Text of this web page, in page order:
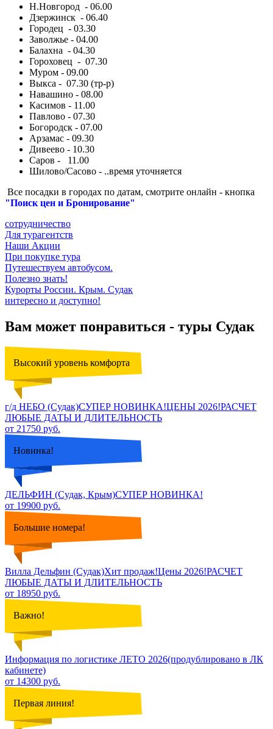
Н.Новгород - 06.00
Дзержинск - 06.40
Городец - 03.30
Заволжье - 04.00
Балахна - 04.30
Гороховец - 07.30
Муром - 09.00
Выкса - 07.30 (тр-р)
Навашино - 08.00
Касимов - 11.00
Павлово - 07.30
Богородск - 07.00
Арзамас - 09.30
Дивеево - 10.30
Саров - 11.00
Шилово/Сасово - ..время уточняется
Все посадки в городах по датам, смотрите онлайн - кнопка
"Поиск цен и Бронирование"
сотрудничество
Для турагентств
Наши Акции
При покупке тура
Путешествуем автобусом.
Полезно знать!
Курорты России. Крым. Судак
интересно и доступно!
Вам может понравиться - туры Судак
Высокий уровень комфорта
г/д НЕБО (Судак)СУПЕР НОВИНКА!ЦЕНЫ 2026!РАСЧЕТ
ЛЮБЫЕ ДАТЫ И ДЛИТЕЛЬНОСТЬ
от 21750 руб.
Новинка!
ДЕЛЬФИН (Судак, Крым)СУПЕР НОВИНКА!
от 19900 руб.
Большие номера!
Вилла Дельфин (Судак)Хит продаж!Цены 2026!РАСЧЕТ
ЛЮБЫЕ ДАТЫ И ДЛИТЕЛЬНОСТЬ
от 18950 руб.
Важно!
Информация по логистике ЛЕТО 2026(продублировано в ЛК
кабинете)
от 14300 руб.
Первая линия!